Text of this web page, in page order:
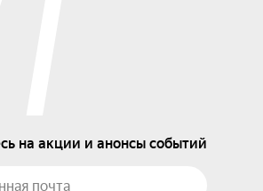
на акции и анонсы событий